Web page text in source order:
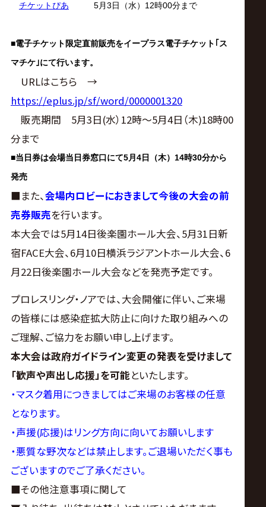
チケットぴあ 5月3日（水）12時00分まで
■電子チケット限定直前販売をイープラス電子チケット｢ス
マチケ｣にて行います。
URLはこちら →
https://eplus.jp/sf/word/0000001320
販売期間 5月3日(水）12時～5月4日（木)18時00
分まで
■当日券は会場当日券窓口にて5月4日（木）14時30分から
発売
■ また、会場内ロビーにおきまして今後の大会の前
売券販売を行います。
本大会では5月14日後楽園ホール大会、5月31日新
宿FACE大会、6月10日横浜ラジアントホール大会、6
月22日後楽園ホール大会などを発売予定です。
プロレスリング・ノアでは、大会開催に伴い、ご来場
の皆様には感染症拡大防止に向けた取り組みへの
ご理解、ご協力をお願い申し上げます。
本大会は政府ガイドライン変更の発表を受けまして
「歓声や声出し応援」を可能といたします。
・マスク着用につきましてはご来場のお客様の任意
となります。
・声援(応援)はリング方向に向いてお願いします
・悪質な野次などは禁止します。ご退場いただく事も
ございますのでご了承ください。
■その他注意事項に関して